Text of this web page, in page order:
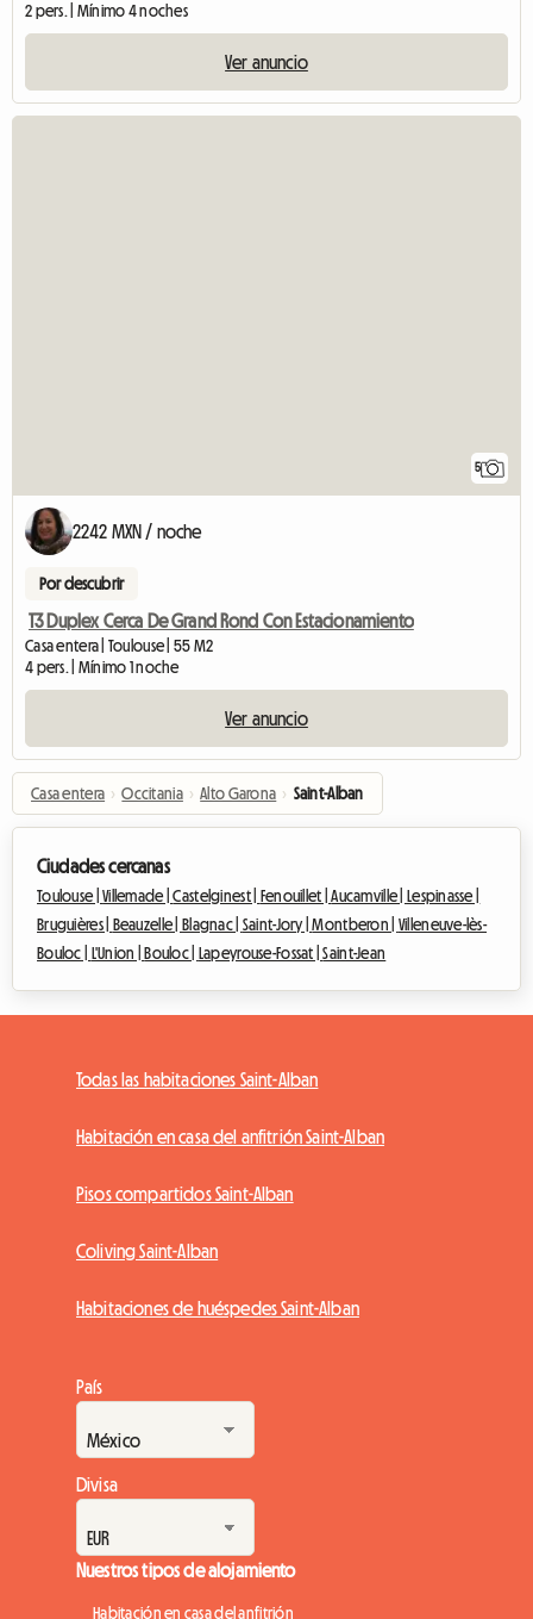
2 pers. | Mínimo 4 noches
Ver anuncio
5
2242 MXN / noche
Por descubrir
T3 Duplex Cerca De Grand Rond Con Estacionamiento
Casa entera | Toulouse | 55 M2
4 pers. | Mínimo 1 noche
Ver anuncio
Casa entera › Occitania › Alto Garona › Saint-Alban
Ciudades cercanas
Toulouse |Villemade |Castelginest | Fenouillet |Aucamville | Lespinasse |
Bruguières | Beauzelle |Blagnac | Saint-Jory |Montberon | Villeneuve-lès-
Bouloc | L'Union |Bouloc | Lapeyrouse-Fossat |Saint-Jean
Todas las habitaciones Saint-Alban
Habitación en casa del anfitrión Saint-Alban
Pisos compartidos Saint-Alban
Coliving Saint-Alban
Habitaciones de huéspedes Saint-Alban
País
Divisa
Nuestros tipos de alojamiento
Habitación en casa del anfitrión